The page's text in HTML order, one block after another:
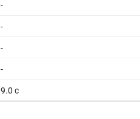
-
-
-
-
9.0 с